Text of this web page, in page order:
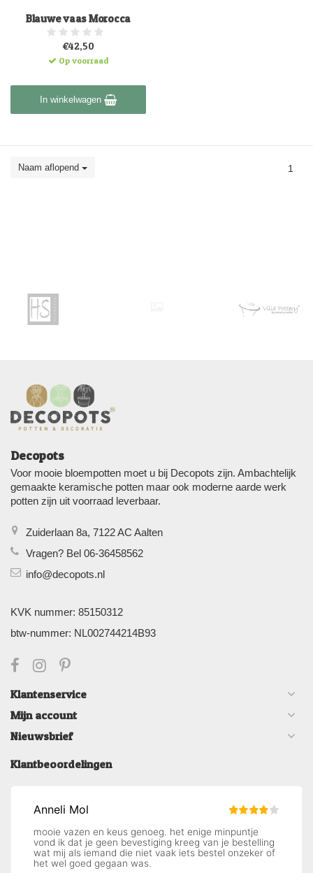
Blauwe vaas Morocca
€42,50
Op voorraad
In winkelwagen
Naam aflopend 1
Decopots
Voor mooie bloempotten moet u bij Decopots zijn. Ambachtelijk
gemaakte keramische potten maar ook moderne aarde werk
potten zijn uit voorraad leverbaar.
Zuiderlaan 8a, 7122 AC Aalten
Vragen? Bel 06-36458562
info@decopots.nl
KVK nummer: 85150312
btw-nummer: NL002744214B93
Klantenservice
Mijn account
Nieuwsbrief
Klantbeoordelingen